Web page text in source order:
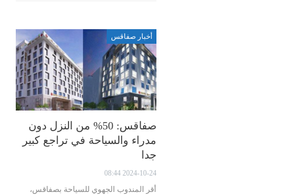
أخبار صفاقس
صفاقس: 50% من النزل دون
مدراء والسياحة في تراجع كبير
جدا
2024-10-24 08:44
أقر المندوب الجهوي للسياحة بصفاقس،